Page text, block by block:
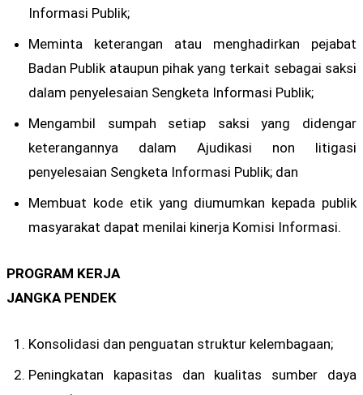
Informasi Publik;
Meminta keterangan atau menghadirkan pejabat
Badan Publik ataupun pihak yang terkait sebagai saksi
dalam penyelesaian Sengketa Informasi Publik;
Mengambil sumpah setiap saksi yang didengar
keterangannya dalam Ajudikasi non litigasi
penyelesaian Sengketa Informasi Publik; dan
Membuat kode etik yang diumumkan kepada publik
masyarakat dapat menilai kinerja Komisi Informasi.
PROGRAM KERJA
JANGKA PENDEK
Konsolidasi dan penguatan struktur kelembagaan;
Peningkatan kapasitas dan kualitas sumber daya